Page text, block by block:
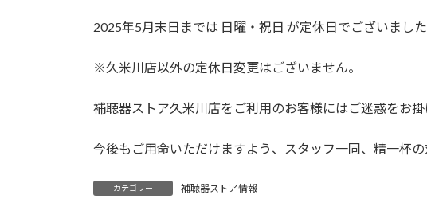
2025年5月末日までは 日曜・祝日 が定休日でございました
※久米川店以外の定休日変更はございません。
補聴器ストア久米川店をご利用のお客様にはご迷惑をお
今後もご用命いただけますよう、スタッフ一同、精一杯の
カテゴリー 補聴器ストア情報